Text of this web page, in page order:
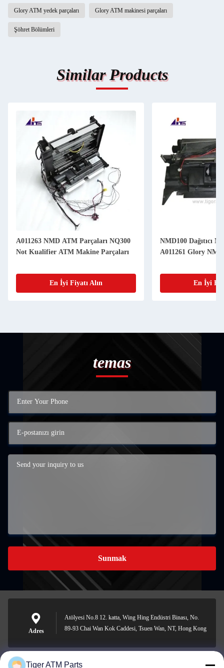
Glory ATM yedek parçaları Glory ATM makinesi parçaları
Şöhret Bölümleri
Similar Products
A011263 NMD ATM Parçaları NQ300
Not Kualifier ATM Makine Parçaları
En İyi Fiyatı Alın
NMD100 Dağıtıcı
A011261 Glory
En İyi
temas
Sunmak
Adres
Atölyesi No.8 12. katta, Wing Hing Endüstri Binası, No.
89-93 Chai Wan Kok Caddesi, Tsuen Wan, NT, Hong Kong
Tiger ATM Parts